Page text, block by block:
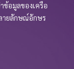
อมูลของเครือ
ายลักษณ์อักษร